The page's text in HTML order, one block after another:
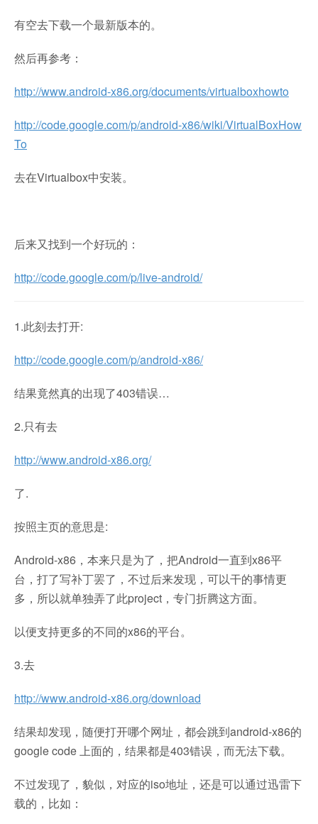
有空去下载一个最新版本的。
然后再参考：
http://www.android-x86.org/documents/virtualboxhowto
http://code.google.com/p/android-x86/wiki/VirtualBoxHow
To
去在Virtualbox中安装。
后来又找到一个好玩的：
http://code.google.com/p/live-android/
1.此刻去打开:
http://code.google.com/p/android-x86/
结果竟然真的出现了403错误…
2.只有去
http://www.android-x86.org/
了.
按照主页的意思是:
Android-x86，本来只是为了，把Android一直到x86平
台，打了写补丁罢了，不过后来发现，可以干的事情更
多，所以就单独弄了此project，专门折腾这方面。
以便支持更多的不同的x86的平台。
3.去
http://www.android-x86.org/download
结果却发现，随便打开哪个网址，都会跳到android-x86的
google code 上面的，结果都是403错误，而无法下载。
不过发现了，貌似，对应的iso地址，还是可以通过迅雷下
载的，比如：